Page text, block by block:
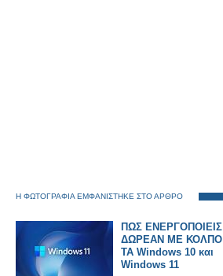
Η ΦΩΤΟΓΡΑΦΙΑ ΕΜΦΑΝΙΣΤΗΚΕ ΣΤΟ ΑΡΘΡΟ
ΠΩΣ ΕΝΕΡΓΟΠΟΙΕΙΣ
ΔΩΡΕΑΝ ΜΕ ΚΟΛΠΟ
ΤΑ Windows 10 και
Windows 11